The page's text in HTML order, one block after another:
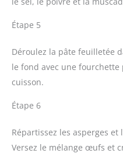
Étape 5
Déroulez la pâte feuilletée
le fond avec une fourchette
cuisson.
Étape 6
Répartissez les asperges
Versez le mélange œufs et